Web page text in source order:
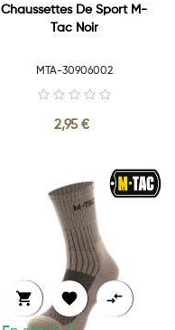
Chaussettes De Sport M-
Tac Noir
MTA-30906002
2,95 €
  